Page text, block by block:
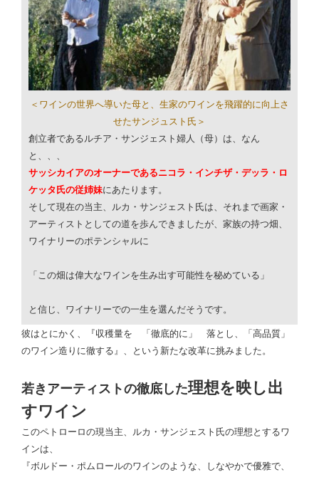
＜ワインの世界へ導いた母と、生家のワインを飛躍的に向上さ
せたサンジュスト氏＞
創立者であるルチア・サンジェスト婦人（母）は、なん
と、、、
サッシカイアのオーナーであるニコラ・インチザ・デッラ・ロ
ケッタ氏の従姉妹にあたります。
そして現在の当主、ルカ・サンジェスト氏は、それまで画家・
アーティストとしての道を歩んできましたが、家族の持つ畑、
ワイナリーのポテンシャルに
「この畑は偉大なワインを生み出す可能性を秘めている」
と信じ、ワイナリーでの一生を選んだそうです。
彼はとにかく、『収穫量を 「徹底的に」 落とし、「高品質」
のワイン造りに徹する』、という新たな改革に挑みました。
若きアーティストの徹底した理想を映し出
すワイン
このペトローロの現当主、ルカ・サンジェスト氏の理想とするワ
インは、
『ボルドー・ポムロールのワインのような、しなやかで優雅で、